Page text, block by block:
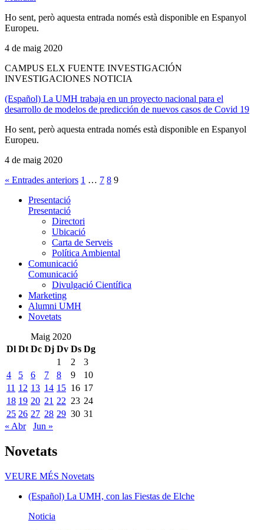
Ho sent, però aquesta entrada només està disponible en Espanyol
Europeu.
4 de maig 2020
CAMPUS ELX FUENTE INVESTIGACIÓN
INVESTIGACIONES NOTICIA
(Español) La UMH trabaja en un proyecto nacional para el
desarrollo de modelos de predicción de nuevos casos de Covid 19
Ho sent, però aquesta entrada només està disponible en Espanyol
Europeu.
4 de maig 2020
« Entrades anteriors 1 … 7 8 9
Presentació
Presentació
Directori
Ubicació
Carta de Serveis
Política Ambiental
Comunicació
Comunicació
Divulgació Científica
Marketing
Alumni UMH
Novetats
Maig 2020
Dl Dt Dc Dj Dv Ds Dg
1
2
3
4
5 6 7 8 9
10
11 12 13 14 15 16 17
18 19 20 21 22 23 24
25 26 27 28 29 30 31
« Abr
Jun »
Novetats
VEURE MÉS Novetats
(Español) La UMH, con las Fiestas de Elche
Noticia